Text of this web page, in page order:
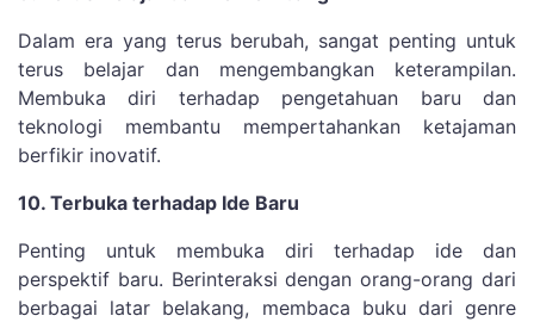
Dalam era yang terus berubah, sangat penting untuk
terus belajar dan mengembangkan keterampilan.
Membuka diri terhadap pengetahuan baru dan
teknologi membantu mempertahankan ketajaman
berfikir inovatif.
10. Terbuka terhadap Ide Baru
Penting untuk membuka diri terhadap ide dan
perspektif baru. Berinteraksi dengan orang-orang dari
berbagai latar belakang, membaca buku dari genre